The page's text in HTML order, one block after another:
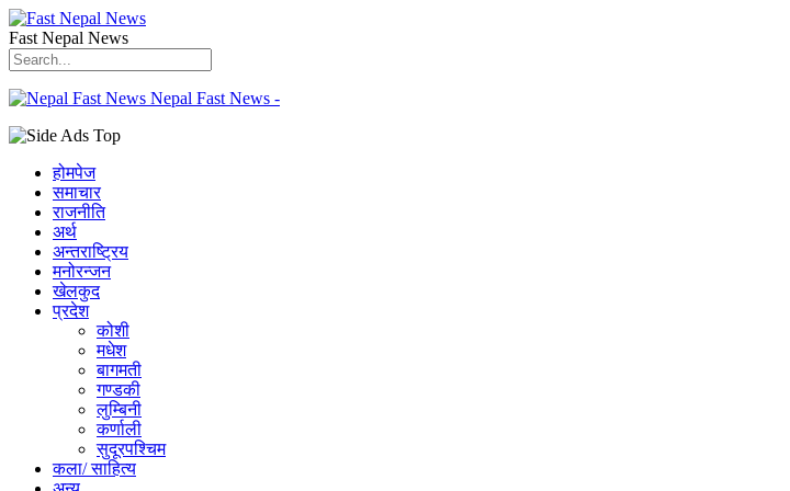
Fast Nepal News
Nepal Fast News -
होमपेज
समाचार
राजनीति
अर्थ
अन्तराष्ट्रिय
मनोरन्जन
खेलकुद
प्रदेश
कोशी
मधेश
बागमती
गण्डकी
लुम्बिनी
कर्णाली
सुदूरपश्चिम
कला/ साहित्य